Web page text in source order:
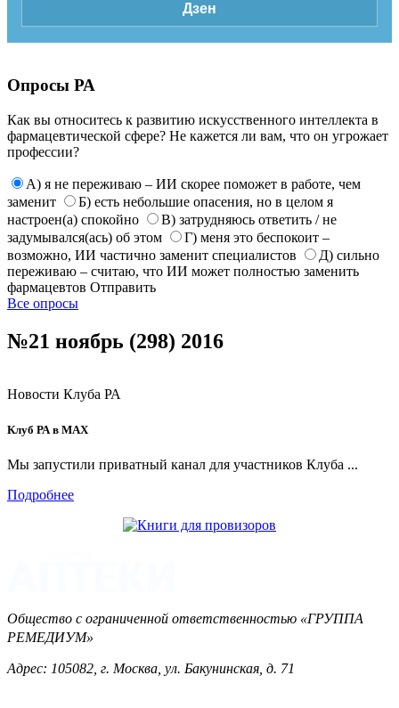
Дзен
Опросы РА
Как вы относитесь к развитию искусственного интеллекта в
фармацевтической сфере? Не кажется ли вам, что он угрожает
профессии?
А) я не переживаю – ИИ скорее поможет в работе, чем
заменит
Б) есть небольшие опасения, но в целом я
настроен(а) спокойно
В) затрудняюсь ответить / не
задумывался(ась) об этом
Г) меня это беспокоит –
возможно, ИИ частично заменит специалистов
Д) сильно
переживаю – считаю, что ИИ может полностью заменить
фармацевтов Отправить
Все опросы
№21 ноябрь (298) 2016
Новости Клуба РА
Клуб РА в MAX
Мы запустили приватный канал для участников Клуба ...
Подробнее
Общество с ограниченной ответственностью «ГРУППА
РЕМЕДИУМ»
Адрес: 105082, г. Москва, ул. Бакунинская, д. 71